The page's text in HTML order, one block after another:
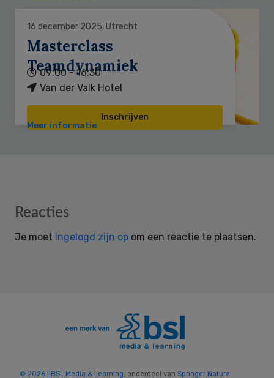
16 december 2025, Utrecht
Masterclass
Teamdynamiek
09:00 - 16:30
Van der Valk Hotel
Inschrijven
Meer informatie
Reader
Reacties
Je moet ingelogd zijn op om een reactie te plaatsen.
© 2026 | BSL Media & Learning, onderdeel van Springer Nature